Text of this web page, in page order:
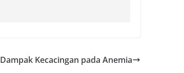
Dampak Kecacingan pada Anemia